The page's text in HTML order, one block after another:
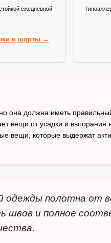
ежедневной
и шорты →
она должна иметь
вещи от усадки и выгорания
вещи, которые выдержат
одежды полотна от
швов и полное